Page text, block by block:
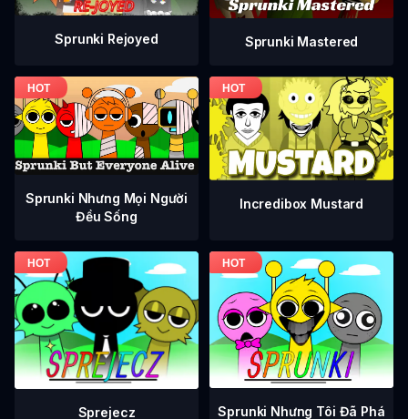
Sprunki Rejoyed Sprunki Mastered
Sprunki Nhưng Mọi Người
Đều Sống
Incredibox Mustard
Sprejecz
Sprunki Nhưng Tôi Đã Phá